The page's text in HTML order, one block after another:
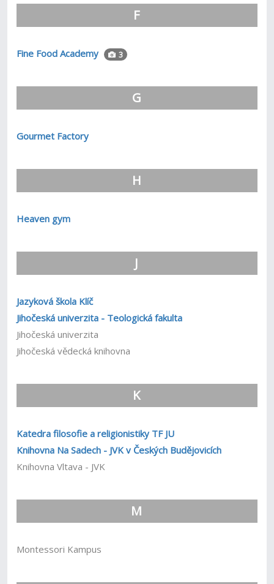
F
Fine Food Academy 3
G
Gourmet Factory
H
Heaven gym
J
Jazyková škola Klíč
Jihočeská univerzita - Teologická fakulta
Jihočeská univerzita
Jihočeská vědecká knihovna
K
Katedra filosofie a religionistiky TF JU
Knihovna Na Sadech - JVK v Českých Budějovicích
Knihovna Vltava - JVK
M
Montessori Kampus